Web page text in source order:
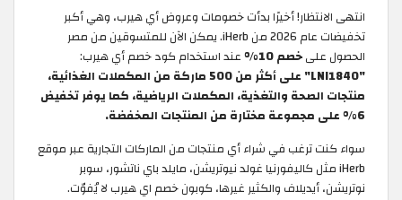
انتهى الانتظار! أخيرًا بدأت خصومات وعروض أي هيرب، وهي أكبر
تخفيضات عام 2026 من iHerb. يمكن الآن للمتسوقين من مصر
الحصول علىخصم 10%
عند استخدام كود خصم أي هيرب:
"LNI1840" على أكثر من 500 ماركة من المكملات الغذائية،
منتجات الصحة والتغذية، المكملات الرياضية، كما يوفر تخفيض
6% على مجموعة مختارة من المنتجات المخفضة.
سواء كنت ترغب في شراء أي منتجات من الماركات التجارية عبر موقع
iHerb مثل كاليفورنيا غولد نيوتريشن، مايلد باي ناتشور، سوبر
نوتريشن، أيديلاف والكثير غيرها، كوبون خصم اي هيرب لا يُفوّت.